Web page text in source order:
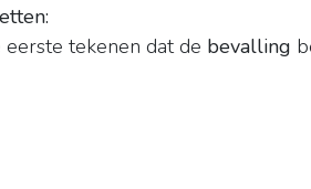
tekenen dat de bevalling